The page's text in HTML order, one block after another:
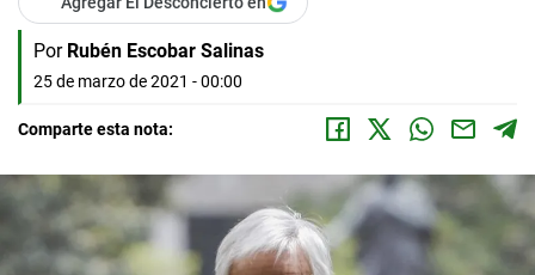
Por Rubén Escobar Salinas
25 de marzo de 2021 - 00:00
Comparte esta nota: